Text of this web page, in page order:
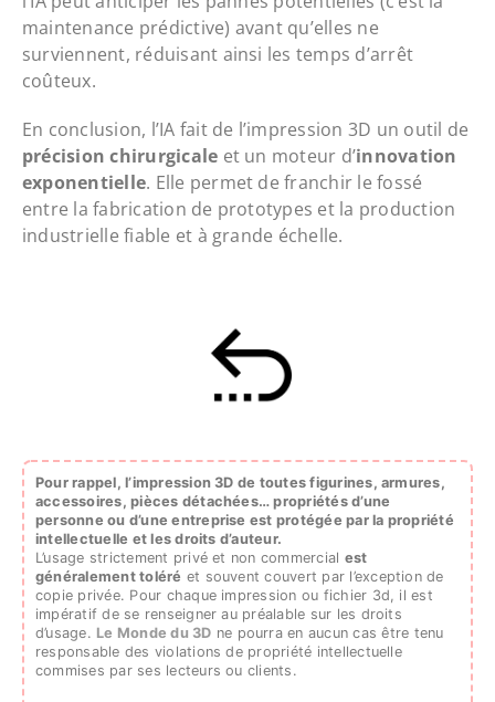
maintenance prédictive) avant qu’elles ne
surviennent, réduisant ainsi les temps d’arrêt
coûteux.
En conclusion, l’IA fait de l’impression 3D un outil de
précision chirurgicale et un moteur d’innovation
exponentielle. Elle permet de franchir le fossé
entre la fabrication de prototypes et la production
industrielle fiable et à grande échelle.
Pour rappel, l’impression 3D de toutes figurines, armures,
accessoires, pièces détachées…propriétés d’une
personne ou d’une entreprise est protégée par la propriété
intellectuelle et les droits d’auteur.
L’usage strictement privé et non commercial est
généralement toléré et souvent couvert par l’exception de
copie privée. Pour chaque impression ou fichier 3d, il est
impératif de se renseigner au préalable sur les droits
d’usage. Le Monde du 3D ne pourra en aucun cas être tenu
responsable des violations de propriété intellectuelle
commises par ses lecteurs ou clients.